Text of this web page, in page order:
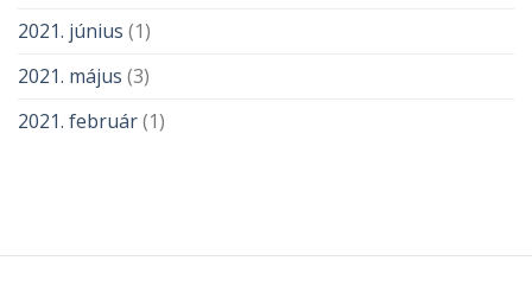
2021. június (1)
2021. május (3)
2021. február(1)